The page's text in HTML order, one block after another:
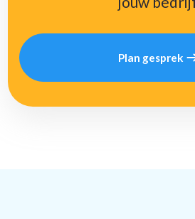
Plan gesprek